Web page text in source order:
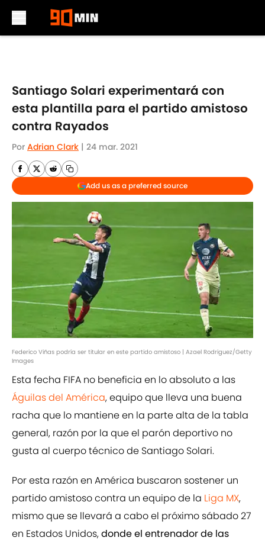
Santiago Solari experimentará con
esta plantilla para el partido amistoso
contra Rayados
Por Adrian Clark | 24 mar. 2021
Add us as a preferred source
Federico Viñas podría ser titular en este partido amistoso | Azael Rodriguez/Getty
Images
Esta fecha FIFA no beneficia en lo absoluto a las
Águilas del América, equipo que lleva una buena
racha que lo mantiene en la parte alta de la tabla
general, razón por la que el parón deportivo no
gusta al cuerpo técnico de Santiago Solari.
Por esta razón en América buscaron sostener un
partido amistoso contra un equipo de la Liga MX,
mismo que se llevará a cabo el próximo sábado 27
en Estados Unidos,donde el entrenador de las